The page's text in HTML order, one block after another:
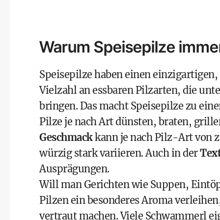
Warum Speisepilze
Speisepilze haben einen
Vielzahl an essbaren Pilzarten, die
bringen. Das macht Speisepilze zu
Pilze je nach Art dünsten, braten,
Geschmackkann je nach Pilz-Art von
würzig stark variieren. Auch in der
Ausprägungen.
Will man Gerichten wie Suppen,
Pilzen ein besonderes Aroma
vertraut machen. Viele Schwammerl